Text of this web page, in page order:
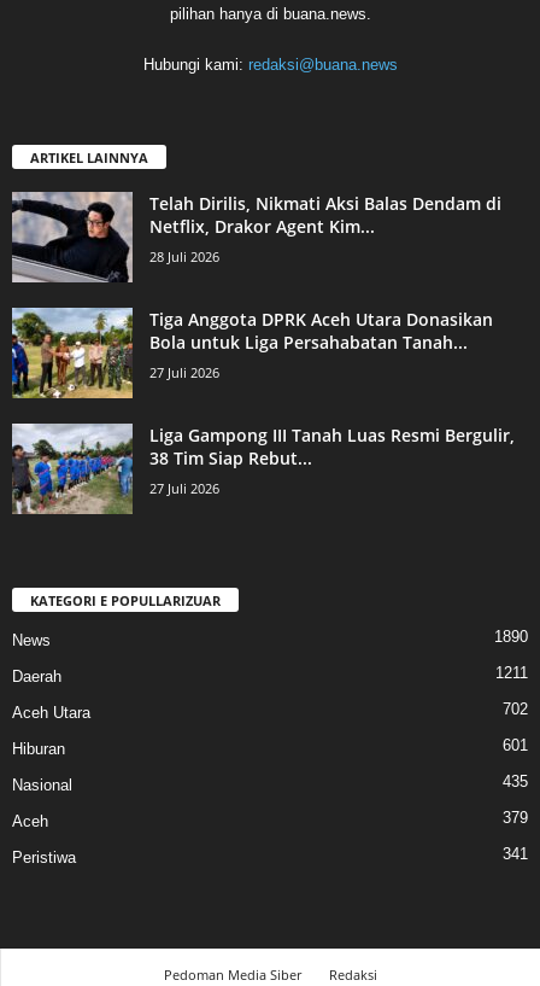
pilihan hanya di buana.news.
Hubungi kami: redaksi@buana.news
ARTIKEL LAINNYA
Telah Dirilis, Nikmati Aksi Balas Dendam di
Netflix, Drakor Agent Kim...
28 Juli 2026
Tiga Anggota DPRK Aceh Utara Donasikan
Bola untuk Liga Persahabatan Tanah...
27 Juli 2026
Liga Gampong III Tanah Luas Resmi Bergulir,
38 Tim Siap Rebut...
27 Juli 2026
KATEGORI E POPULLARIZUAR
News 1890
Daerah 1211
Aceh Utara 702
Hiburan 601
Nasional 435
Aceh 379
Peristiwa 341
Pedoman Media Siber Redaksi